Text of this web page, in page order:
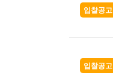
입찰공고
입찰공고